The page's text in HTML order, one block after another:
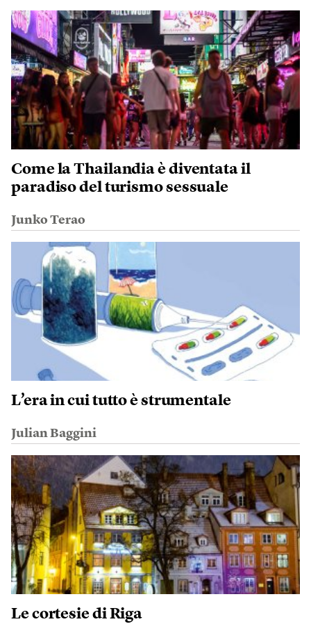
Come la Thailandia è diventata il
paradiso del turismo sessuale
Junko Terao
L’era in cui tutto è strumentale
Julian Baggini
Le cortesie di Riga